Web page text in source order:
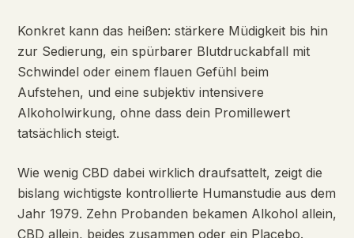
Konkret kann das heißen: stärkere Müdigkeit bis hin
zur Sedierung, ein spürbarer Blutdruckabfall mit
Schwindel oder einem flauen Gefühl beim
Aufstehen, und eine subjektiv intensivere
Alkoholwirkung, ohne dass dein Promillewert
tatsächlich steigt.
Wie wenig CBD dabei wirklich draufsattelt, zeigt die
bislang wichtigste kontrollierte Humanstudie aus dem
Jahr 1979. Zehn Probanden bekamen Alkohol allein,
CBD allein, beides zusammen oder ein Placebo.